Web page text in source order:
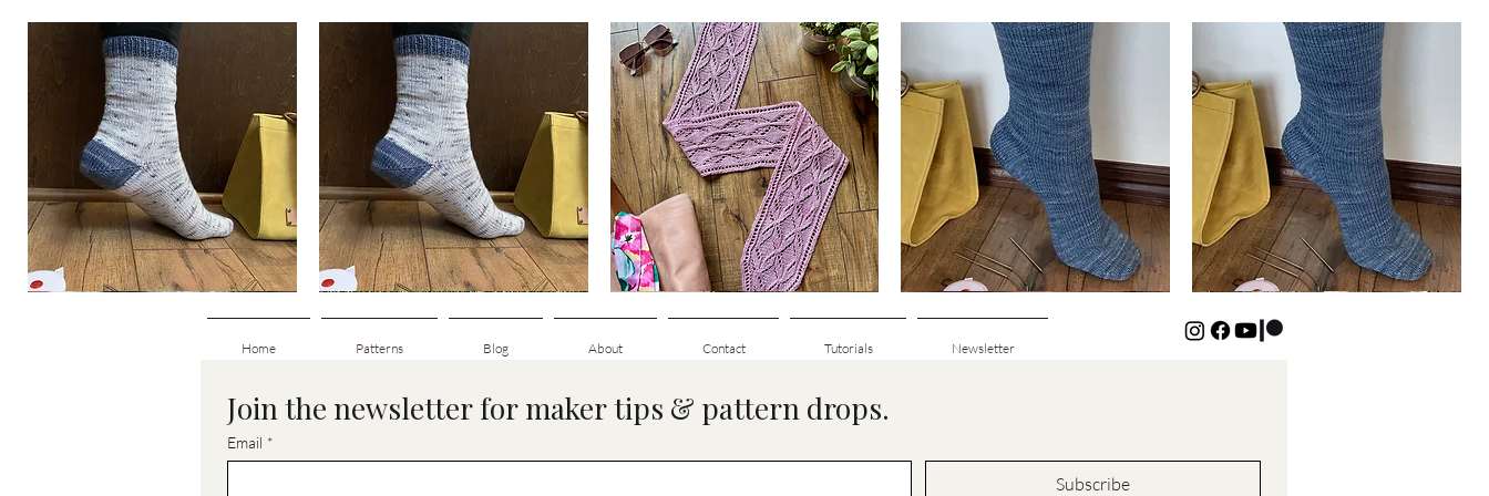
Schnellansicht
Basic
Schnellansicht
Basic
Up
Schnellansicht
Clematis
Schnellansicht
Basic
Down
Schnellansicht
Basic
Down
Kids
Socks
Home Patterns Blog About Contact Tutorials Newsletter
Join the newsletter for maker tips & pattern drops.
Email *
Subscribe